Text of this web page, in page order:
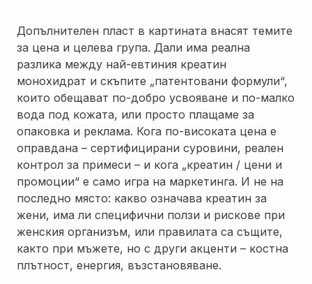
Допълнителен пласт в картината внасят темите
за цена и целева група. Дали има реална
разлика между най-евтиния креатин
монохидрат и скъпите „патентовани формули“,
които обещават по-добро усвояване и по-малко
вода под кожата, или просто плащаме за
опаковка и реклама. Кога по-високата цена е
оправдана – сертифицирани суровини, реален
контрол за примеси – и кога „креатин / цени и
промоции“ е само игра на маркетинга. И не на
последно място: какво означава креатин за
жени, има ли специфични ползи и рискове при
женския организъм, или правилата са същите,
както при мъжете, но с други акценти – костна
плътност, енергия, възстановяване.